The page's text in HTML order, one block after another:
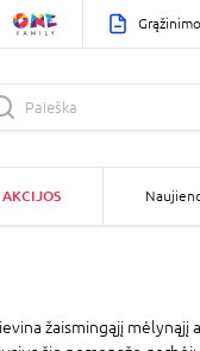
AKCIJOS
žaismingąjį mėlynąjį